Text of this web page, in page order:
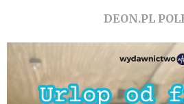
DEON.PL